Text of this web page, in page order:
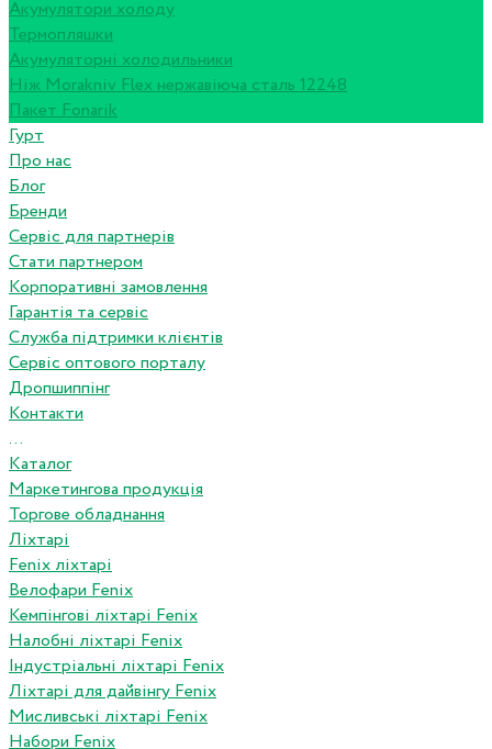
Акумулятори холоду
Термопляшки
Акумуляторні холодильники
Ніж Morakniv Flex нержавіюча сталь 12248
Пакет Fonarik
Гурт
Про нас
Блог
Бренди
Сервіс для партнерів
Стати партнером
Корпоративні замовлення
Гарантія та сервіс
Служба підтримки клієнтів
Сервіс оптового порталу
Дропшиппінг
Контакти
...
Каталог
Маркетингова продукція
Торгове обладнання
Ліхтарі
Fenix ліхтарі
Велофари Fenix
Кемпінгові ліхтарі Fenix
Налобні ліхтарі Fenix
Індустріальні ліхтарі Fenix
Ліхтарі для дайвінгу Fenix
Мисливські ліхтарі Fenix
Набори Fenix